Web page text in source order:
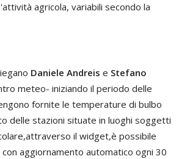
agricola, variabili secondo la
Daniele Andreis e Stefano
meteo- iniziando il periodo delle
fornite le temperature di bulbo
delle stazioni situate in luoghi soggetti
il widget,è possibile
aggiornamento automatico ogni 30